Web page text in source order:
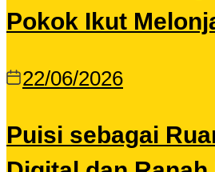
Pokok Ikut
22/06/2026
Puisi sebagai